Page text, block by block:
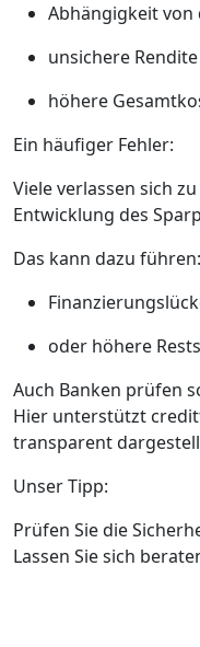
Abhängigkeit
unsichere Rendite
höhere
Ein häufiger Fehler:
Viele verlassen sich
Entwicklung des
Das kann dazu führen:
oder höhere
Auch Banken prüfen
Hier unterstützt
transparent
Unser Tipp:
Prüfen Sie die
Lassen Sie sich